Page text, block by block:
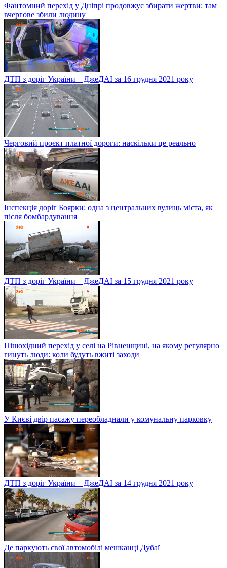
Фантомний перехід у Дніпрі продовжує збирати жертви: там
вчергове збили людину
ДТП з доріг України – ДжеДАІ за 16 грудня 2021 року
Черговий проєкт платної дороги: наскільки це реально
Інспекція доріг Боярки: одна з центральних вулиць міста, як
після бомбардування
ДТП з доріг України – ДжеДАІ за 15 грудня 2021 року
Пішохідний перехід у селі на Рівненщині, на якому регулярно
гинуть люди: коли будуть вжиті заходи
У Києві двір пасажу переобладнали у комунальну парковку
ДТП з доріг України – ДжеДАІ за 14 грудня 2021 року
Де паркують свої автомобілі мешканці Дубаї